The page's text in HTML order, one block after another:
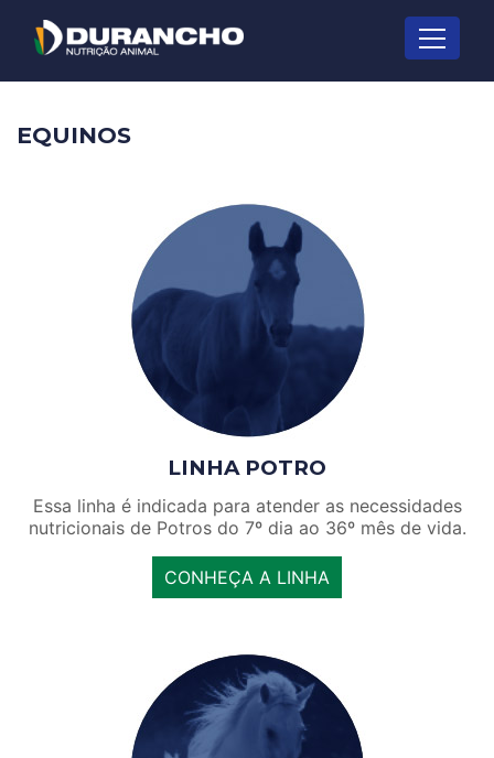
EQUINOS
LINHA POTRO
Essa linha é indicada para atender as necessidades
nutricionais de Potros do 7º dia ao 36º mês de vida.
CONHEÇA A LINHA